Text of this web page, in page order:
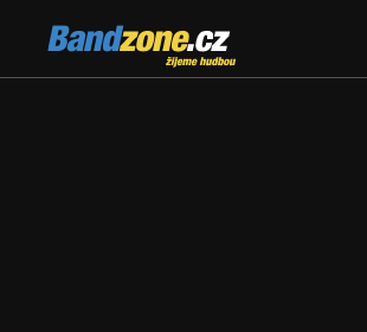
Bandzone.cz
žijeme hudbou